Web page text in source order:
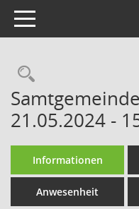
Toggle navigation
21.05.2024 -
Informationen
Anwesenheit